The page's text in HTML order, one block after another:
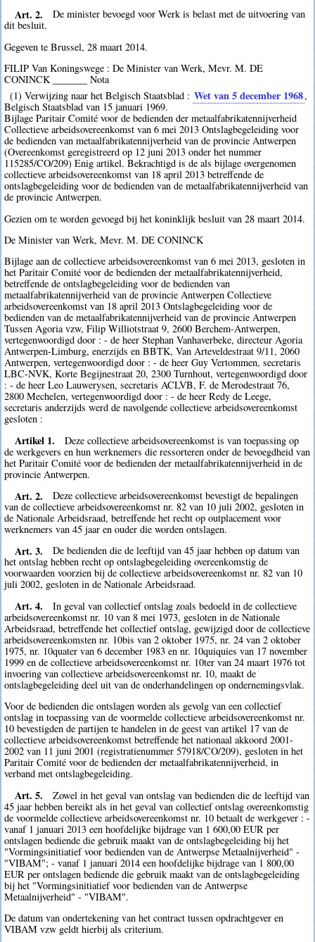
Art. 2.
De minister bevoegd voor Werk is belast met de uitvoering van
dit besluit.
Gegeven te Brussel, 28 maart 2014.
FILIP Van Koningswege : De Minister van Werk, Mevr. M. DE
CONINCK _______ Nota
(1) Verwijzing naar het Belgisch Staatsblad : Wet van 5 december 1968,
Belgisch Staatsblad van 15 januari 1969.
Bijlage Paritair Comité voor de bedienden der metaalfabrikatennijverheid
Collectieve arbeidsovereenkomst van 6 mei 2013 Ontslagbegeleiding voor
de bedienden van metaalfabrikatennijverheid van de provincie Antwerpen
(Overeenkomst geregistreerd op 12 juni 2013 onder het nummer
115285/CO/209) Enig artikel. Bekrachtigd is de als bijlage overgenomen
collectieve arbeidsovereenkomst van 18 april 2013 betreffende de
ontslagbegeleiding voor de bedienden van de metaalfabrikatennijverheid van
de provincie Antwerpen.
Gezien om te worden gevoegd bij het koninklijk besluit van 28 maart 2014.
De Minister van Werk, Mevr. M. DE CONINCK
Bijlage aan de collectieve arbeidsovereenkomst van 6 mei 2013, gesloten in
het Paritair Comité voor de bedienden der metaalfabrikatennijverheid,
betreffende de ontslagbegeleiding voor de bedienden van
metaalfabrikatennijverheid van de provincie Antwerpen Collectieve
arbeidsovereenkomst van 18 april 2013 Ontslagbegeleiding voor de
bedienden van de metaalfabrikatennijverheid van de provincie Antwerpen
Tussen Agoria vzw, Filip Williotstraat 9, 2600 Berchem-Antwerpen,
vertegenwoordigd door : - de heer Stephan Vanhaverbeke, directeur Agoria
Antwerpen-Limburg, enerzijds en BBTK, Van Arteveldestraat 9/11, 2060
Antwerpen, vertegenwoordigd door : - de heer Guy Vertommen, secretaris
LBC-NVK, Korte Begijnestraat 20, 2300 Turnhout, vertegenwoordigd door
: - de heer Leo Lauwerysen, secretaris ACLVB, F. de Merodestraat 76,
2800 Mechelen, vertegenwoordigd door : - de heer Redy de Leege,
secretaris anderzijds werd de navolgende collectieve arbeidsovereenkomst
gesloten :
Artikel 1.
Deze collectieve arbeidsovereenkomst is van toepassing op
de werkgevers en hun werknemers die ressorteren onder de bevoegdheid van
het Paritair Comité voor de bedienden der metaalfabrikatennijverheid in de
provincie Antwerpen.
Art. 2.
Deze collectieve arbeidsovereenkomst bevestigt de bepalingen
van de collectieve arbeidsovereenkomst nr. 82 van 10 juli 2002, gesloten in
de Nationale Arbeidsraad, betreffende het recht op outplacement voor
werknemers van 45 jaar en ouder die worden ontslagen.
Art. 3.
De bedienden die de leeftijd van 45 jaar hebben op datum van
het ontslag hebben recht op ontslagbegeleiding overeenkomstig de
voorwaarden voorzien bij de collectieve arbeidsovereenkomst nr. 82 van 10
juli 2002, gesloten in de Nationale Arbeidsraad.
Art. 4.
In geval van collectief ontslag zoals bedoeld in de collectieve
arbeidsovereenkomst nr. 10 van 8 mei 1973, gesloten in de Nationale
Arbeidsraad, betreffende het collectief ontslag, gewijzigd door de collectieve
arbeidsovereenkomsten nr. 10bis van 2 oktober 1975, nr. 24 van 2 oktober
1975, nr. 10quater van 6 december 1983 en nr. 10quiquies van 17 november
1999 en de collectieve arbeidsovereenkomst nr. 10ter van 24 maart 1976 tot
invoering van collectieve arbeidsovereenkomst nr. 10, maakt de
ontslagbegeleiding deel uit van de onderhandelingen op ondernemingsvlak.
Voor de bedienden die ontslagen worden als gevolg van een collectief
ontslag in toepassing van de voormelde collectieve arbeidsovereenkomst nr.
10 bevestigden de partijen te handelen in de geest van artikel 17 van de
collectieve arbeidsovereenkomst betreffende het nationaal akkoord 2001-
2002 van 11 juni 2001 (registratienummer 57918/CO/209), gesloten in het
Paritair Comité voor de bedienden der metaalfabrikatennijverheid, in
verband met ontslagbegeleiding.
Art. 5.
Zowel in het geval van ontslag van bedienden die de leeftijd van
45 jaar hebben bereikt als in het geval van collectief ontslag overeenkomstig
de voormelde collectieve arbeidsovereenkomst nr. 10 betaalt de werkgever : -
vanaf 1 januari 2013 een hoofdelijke bijdrage van 1 600,00 EUR per
ontslagen bediende die gebruik maakt van de ontslagbegeleiding bij het
"Vormingsinitiatief voor bedienden van de Antwerpse Metaalnijverheid" -
"VIBAM"; - vanaf 1 januari 2014 een hoofdelijke bijdrage van 1 800,00
EUR per ontslagen bediende die gebruik maakt van de ontslagbegeleiding
bij het "Vormingsinitiatief voor bedienden van de Antwerpse
Metaalnijverheid" - "VIBAM".
De datum van ondertekening van het contract tussen opdrachtgever en
VIBAM vzw geldt hierbij als criterium.